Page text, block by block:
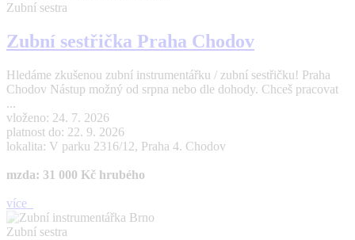
Zubní sestra
Zubní sestřička Praha Chodov
Hledáme zkušenou zubní instrumentářku / zubní sestřičku! Praha
Chodov Nástup možný od srpna nebo dle dohody. Chceš pracovat
...
vloženo: 24. 7. 2026
platnost do: 22. 9. 2026
lokalita: V parku 2316/12, Praha 4. Chodov
mzda: 31 000 Kč hrubého
více
Zubní sestra